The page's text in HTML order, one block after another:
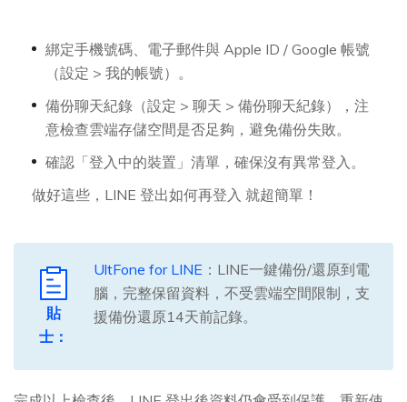
綁定手機號碼、電子郵件與 Apple ID / Google 帳號
（設定 > 我的帳號）。
備份聊天紀錄（設定 > 聊天 > 備份聊天紀錄），注
意檢查雲端存儲空間是否足夠，避免備份失敗。
確認「登入中的裝置」清單，確保沒有異常登入。
做好這些，LINE 登出如何再登入 就超簡單！
貼
士：
UltFone for LINE ：LINE一鍵備份/還原到電
腦，完整保留資料，不受雲端空間限制，支
援備份還原14天前記錄。